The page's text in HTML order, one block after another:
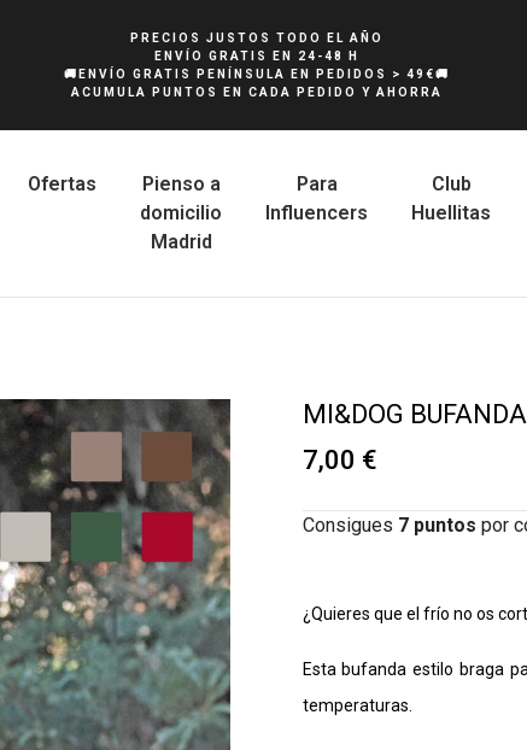
PRECIOS JUSTOS TODO EL AÑO
ENVÍO GRATIS EN 24-48 H
🚚ENVÍO GRATIS PENÍNSULA EN PEDIDOS > 49€🚚
ACUMULA PUNTOS EN CADA PEDIDO Y AHORRA
Ofertas
Pienso a
domicilio
Madrid
Para
Influencers
Club
Huellitas
MI&DOG
7,00 €
Consigues 7 puntos por
¿Quieres que el frío no os
Esta bufanda estilo braga
temperaturas.